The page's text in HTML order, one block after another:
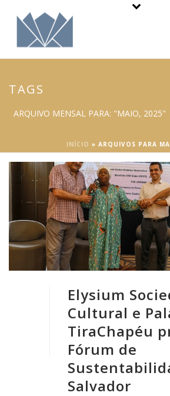
TAGS
ARQUIVO MENSAL PARA: "MAIO, 2025"
INÍCIO » ARQUIVOS PARA
Elysium
Cultural e
TiraChapéu
Fórum de
Salvador